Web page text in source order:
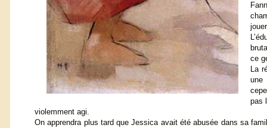
ce
La
une
pas
violemment agi.
On apprendra plus tard que Jessica avait été abusée dans sa